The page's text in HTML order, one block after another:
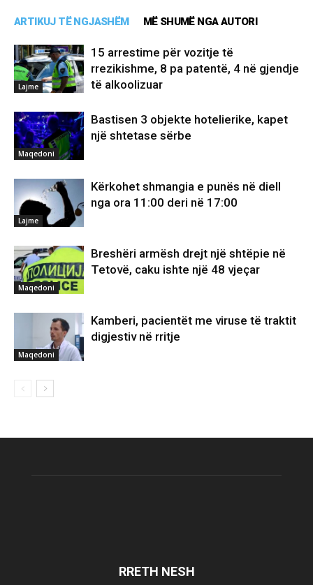
ARTIKUJ TË NGJASHËM MË SHUMË NGA AUTORI
Lajme
15 arrestime për vozitje të
rrezikishme, 8 pa patentë, 4 në gjendje
të alkoolizuar
Maqedoni
Bastisen 3 objekte hotelierike, kapet
një shtetase sërbe
Lajme
Kërkohet shmangia e punës në diell
nga ora 11:00 deri në 17:00
Maqedoni
Breshëri armësh drejt një shtëpie në
Tetovë, caku ishte një 48 vjeçar
Maqedoni
Kamberi, pacientët me viruse të traktit
digjestiv në rritje
RRETH NESH